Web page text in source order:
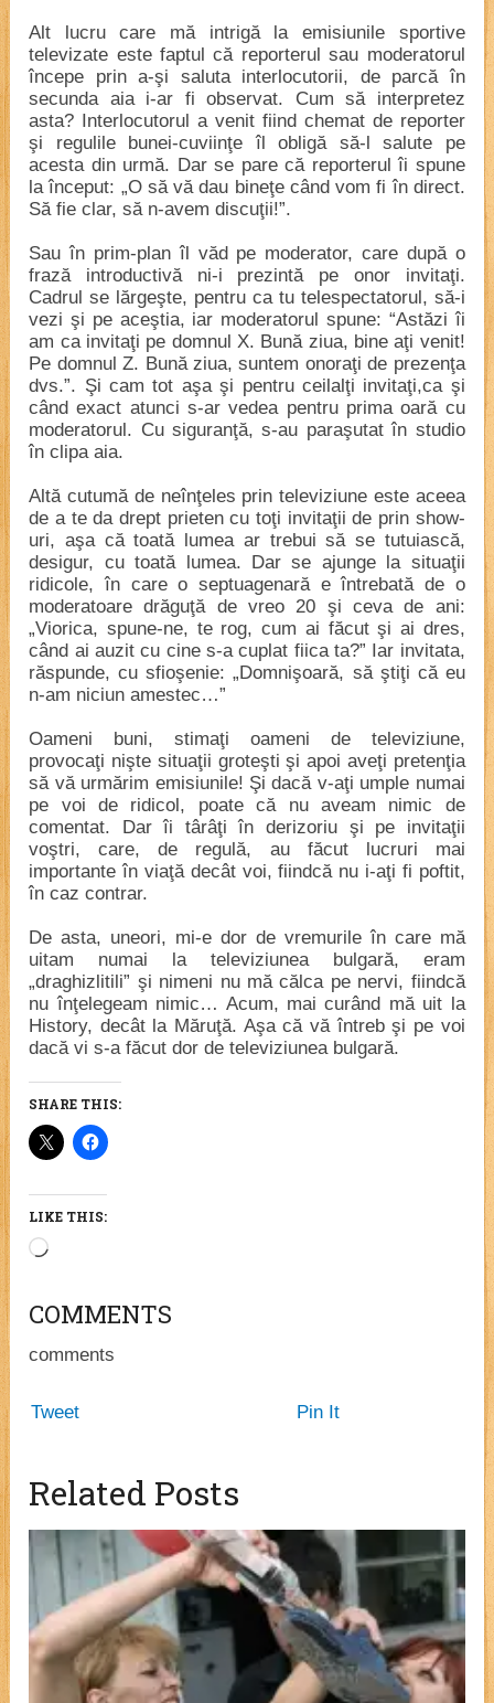
Alt lucru care mă intrigă la emisiunile sportive
televizate este faptul că reporterul sau moderatorul
începe prin a-şi saluta interlocutorii, de parcă în
secunda aia i-ar fi observat. Cum să interpretez
asta? Interlocutorul a venit fiind chemat de reporter
şi regulile bunei-cuviinţe îl obligă să-l salute pe
acesta din urmă. Dar se pare că reporterul îi spune
la început: „O să vă dau bineţe când vom fi în direct.
Să fie clar, să n-avem discuţii!”.
Sau în prim-plan îl văd pe moderator, care după o
frază introductivă ni-i prezintă pe onor invitaţi.
Cadrul se lărgeşte, pentru ca tu telespectatorul, să-i
vezi şi pe aceştia, iar moderatorul spune: “Astăzi îi
am ca invitaţi pe domnul X. Bună ziua, bine aţi venit!
Pe domnul Z. Bună ziua, suntem onoraţi de prezenţa
dvs.”. Şi cam tot aşa şi pentru ceilalţi invitaţi,ca şi
când exact atunci s-ar vedea pentru prima oară cu
moderatorul. Cu siguranţă, s-au paraşutat în studio
în clipa aia.
Altă cutumă de neînţeles prin televiziune este aceea
de a te da drept prieten cu toţi invitaţii de prin show-
uri, aşa că toată lumea ar trebui să se tutuiască,
desigur, cu toată lumea. Dar se ajunge la situaţii
ridicole, în care o septuagenară e întrebată de o
moderatoare drăguţă de vreo 20 şi ceva de ani:
„Viorica, spune-ne, te rog, cum ai făcut şi ai dres,
când ai auzit cu cine s-a cuplat fiica ta?” Iar invitata,
răspunde, cu sfioşenie: „Domnişoară, să ştiţi că eu
n-am niciun amestec…”
Oameni buni, stimaţi oameni de televiziune,
provocaţi nişte situaţii groteşti şi apoi aveţi pretenţia
să vă urmărim emisiunile! Şi dacă v-aţi umple numai
pe voi de ridicol, poate că nu aveam nimic de
comentat. Dar îi târâţi în derizoriu şi pe invitaţii
voştri, care, de regulă, au făcut lucruri mai
importante în viaţă decât voi, fiindcă nu i-aţi fi poftit,
în caz contrar.
De asta, uneori, mi-e dor de vremurile în care mă
uitam numai la televiziunea bulgară, eram
„draghizlitili” şi nimeni nu mă călca pe nervi, fiindcă
nu înţelegeam nimic… Acum, mai curând mă uit la
History, decât la Măruţă. Aşa că vă întreb şi pe voi
dacă vi s-a făcut dor de televiziunea bulgară.
SHARE THIS:
LIKE THIS:
Loading…
COMMENTS
comments
Tweet Pin It
Related Posts